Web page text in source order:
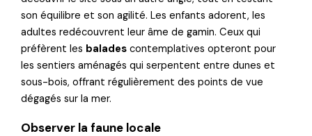
son équilibre et son agilité. Les enfants adorent, les
adultes redécouvrent leur âme de gamin. Ceux qui
préfèrent les balades contemplatives opteront pour
les sentiers aménagés qui serpentent entre dunes et
sous-bois, offrant régulièrement des points de vue
dégagés sur la mer.
Observer la faune locale